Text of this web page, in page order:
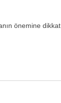
önemine dikkat